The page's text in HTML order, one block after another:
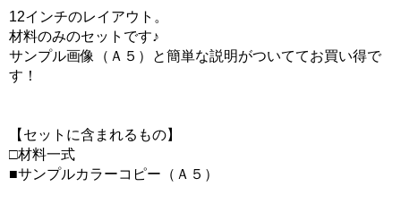
12インチのレイアウト。
材料のみのセットです♪
サンプル画像（Ａ５）と簡単な説明がついててお買い得で
す！
【セットに含まれるもの】
□材料一式
■サンプルカラーコピー（Ａ５）